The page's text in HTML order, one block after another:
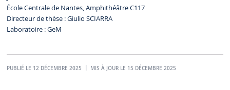
École Centrale de Nantes, Amphithéâtre C117
Directeur de thèse : Giulio SCIARRA
Laboratoire : GeM
PUBLIÉ LE 12 DÉCEMBRE 2025 MIS À JOUR LE 15 DÉCEMBRE 2025